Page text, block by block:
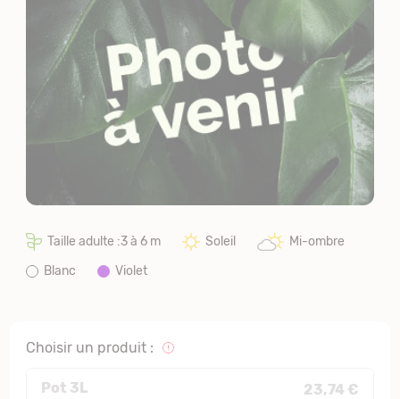
Taille adulte :3 à 6 m Soleil
Mi-ombre
Blanc
Violet
Choisir un produit :
Pot 3L 23,74 €